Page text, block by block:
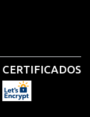
CERTIFICADOS